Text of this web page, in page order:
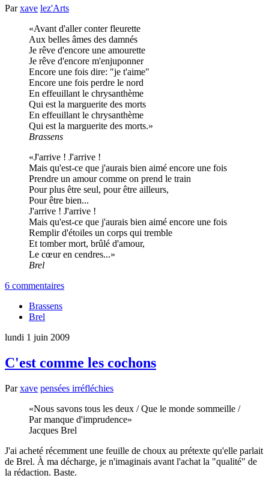
Parxave lez'Arts
Avant d'aller conter fleurette
Aux belles âmes des damnés
Je rêve d'encore une amourette
Je rêve d'encore m'enjuponner
Encore une fois dire: "je t'aime"
Encore une fois perdre le nord
En effeuillant le chrysanthème
Qui est la marguerite des morts
En effeuillant le chrysanthème
Qui est la marguerite des morts.
Brassens
J'arrive ! J'arrive !
Mais qu'est-ce que j'aurais bien aimé encore une fois
Prendre un amour comme on prend le train
Pour plus être seul, pour être ailleurs,
Pour être bien...
J'arrive ! J'arrive !
Mais qu'est-ce que j'aurais bien aimé encore une fois
Remplir d'étoiles un corps qui tremble
Et tomber mort, brûlé d'amour,
Le cœur en cendres...
Brel
6 commentaires
Brassens
Brel
lundi 1 juin 2009
C'est comme les cochons
Parxave pensées irréfléchies
Nous savons tous les deux / Que le monde sommeille /
Par manque d'imprudence
Jacques Brel
J'ai acheté récemment une feuille de choux au prétexte qu'elle parlait
de Brel. À ma décharge, je n'imaginais avant l'achat la "qualité" de
la rédaction. Baste.